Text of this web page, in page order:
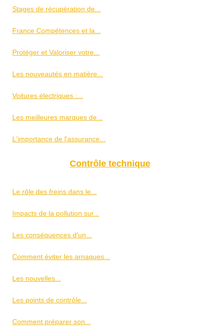
Stages de récupération de...
France Compétences et la...
Protéger et Valoriser votre...
Les nouveautés en matière...
Voitures électriques :...
Les meilleures marques de...
L'importance de l'assurance...
Contrôle technique
Le rôle des freins dans le...
Impacts de la pollution sur...
Les conséquences d'un...
Comment éviter les arnaques...
Les nouvelles...
Les points de contrôle...
Comment préparer son...